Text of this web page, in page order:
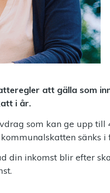
att gälla som
i år.
som kan ge upp till
sänks i
din inkomst blir efter